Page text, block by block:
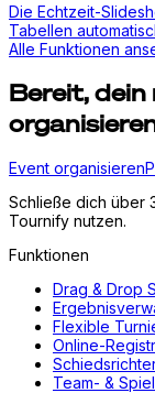
Die Echtzeit-
Tabellen
Alle Funktionen
Bereit, dein
Event organisieren
Schließe dich über
Tournify nutzen.
Funktionen
Drag & Drop
Flexible
Online-
Team- &